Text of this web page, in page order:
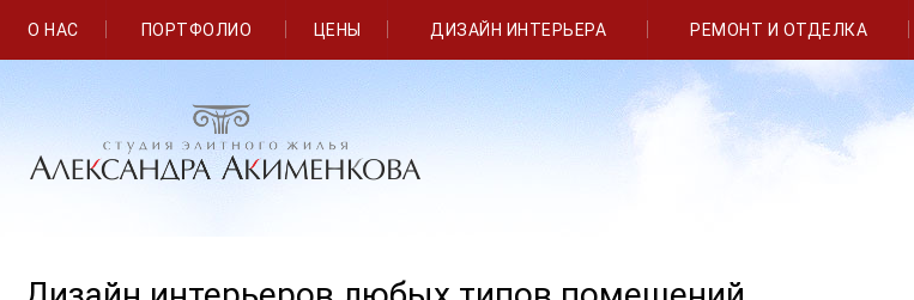
О НАС ПОРТФОЛИО ЦЕНЫ ДИЗАЙН ИНТЕРЬЕРА РЕМОНТ И ОТДЕЛКА